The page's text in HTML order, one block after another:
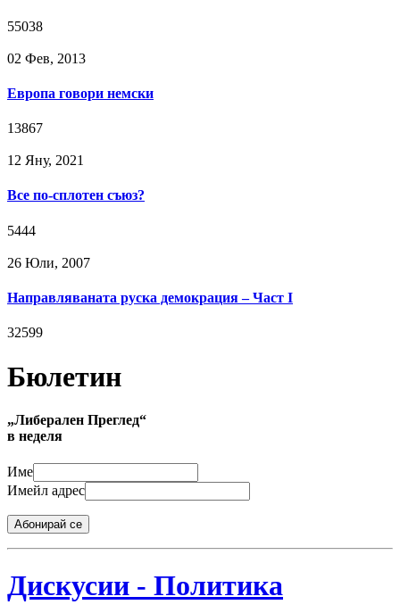
55038
02 Фев, 2013
Европа говори немски
13867
12 Яну, 2021
Все по-сплотен съюз?
5444
26 Юли, 2007
Направляваната руска демокрация – Част I
32599
Бюлетин
„Либерален Преглед“
в неделя
Име
Имейл адрес
Абонирай се
Дискусии - Политика